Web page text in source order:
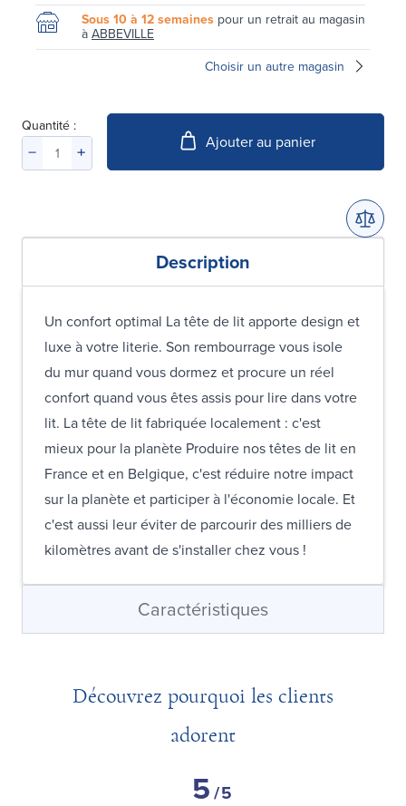
Sous 10 à 12 semaines pour un retrait au magasin
à ABBEVILLE
Choisir un autre magasin
Quantité :
Ajouter au panier
Description
Un confort optimal La tête de lit apporte design et
luxe à votre literie. Son rembourrage vous isole
du mur quand vous dormez et procure un réel
confort quand vous êtes assis pour lire dans votre
lit. La tête de lit fabriquée localement : c'est
mieux pour la planète Produire nos têtes de lit en
France et en Belgique, c'est réduire notre impact
sur la planète et participer à l'économie locale. Et
c'est aussi leur éviter de parcourir des milliers de
kilomètres avant de s'installer chez vous !
Caractéristiques
Découvrez pourquoi les clients
adorent
5/5